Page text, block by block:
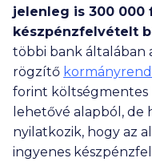
jelenleg is 300 000
készpénzfelvételt
többi bank általában
rögzítő
forint
lehetővé alapból, de
nyilatkozik, hogy az
ingyenes